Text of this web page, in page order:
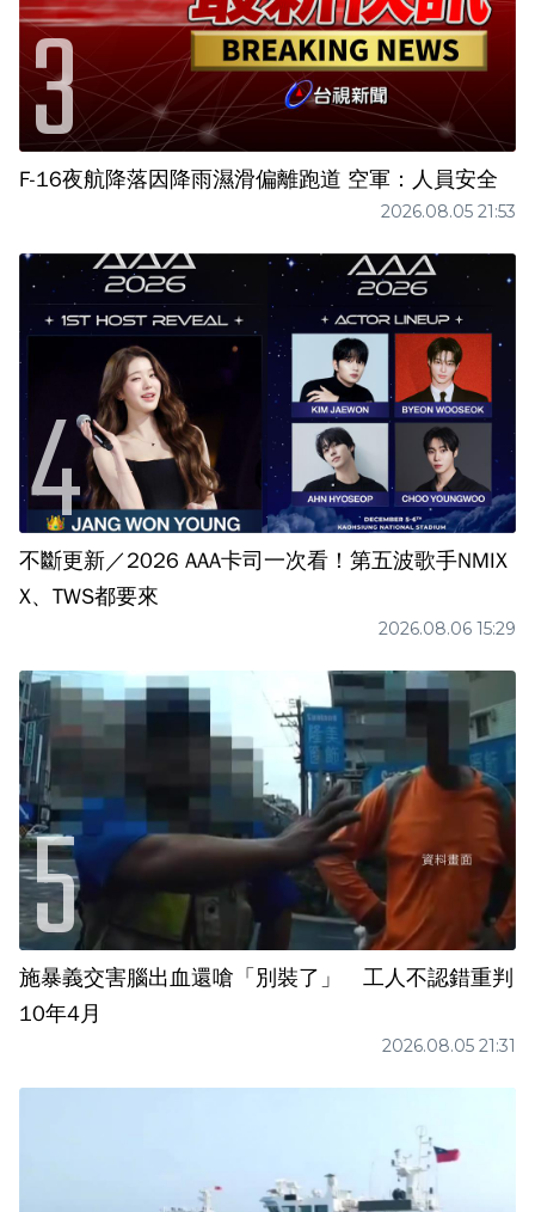
F-16夜航降落因降雨濕滑偏離跑道 空軍：人員安全
2026.08.05 21:53
不斷更新／2026 AAA卡司一次看！第五波歌手NMIX
X、TWS都要來
2026.08.06 15:29
施暴義交害腦出血還嗆「別裝了」 工人不認錯重判
10年4月
2026.08.05 21:31